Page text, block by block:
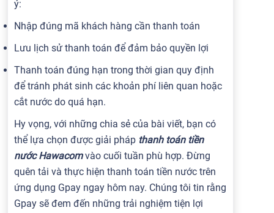
ý:
Nhập đúng mã khách hàng cần thanh toán
Lưu lịch sử thanh toán để đảm bảo quyền lợi
Thanh toán đúng hạn trong thời gian quy định
để tránh phát sinh các khoản phí liên quan hoặc
cắt nước do quá hạn.
Hy vọng, với những chia sẻ của bài viết, bạn có
thể lựa chọn được giải pháp thanh toán tiền
nước Hawacomvào cuối tuần phù hợp. Đừng
quên tải và thực hiện thanh toán tiền nước trên
ứng dụng Gpay ngay hôm nay. Chúng tôi tin rằng
Gpay sẽ đem đến những trải nghiệm tiện lợi